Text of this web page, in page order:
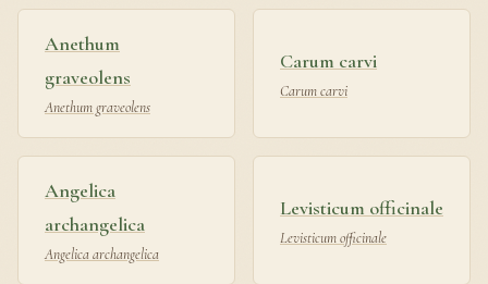
Anethum
graveolens
Anethum graveolens
Carum carvi
Carum carvi
Angelica
archangelica
Angelica archangelica
Levisticum officinale
Levisticum officinale